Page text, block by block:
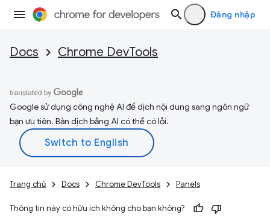
Đăng nhập
Docs Chrome DevTools
Google sử dụng công nghệ AI để dịch nội dung sang ngôn ngữ
bạn ưu tiên. Bản dịch bằng AI có thể có lỗi.
Trang chủ Docs Chrome DevTools Panels
Thông tin này có hữu ích không cho bạn không?